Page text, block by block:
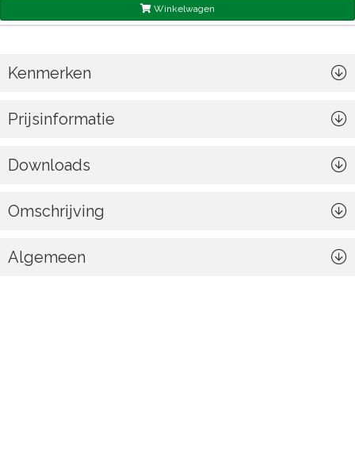
Winkelwagen
Kenmerken
Prijsinformatie
Downloads
Omschrijving
Algemeen